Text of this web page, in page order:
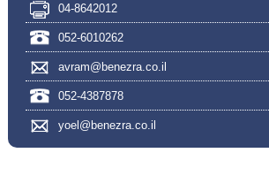
04-8642012
052-6010262
avram@benezra.co.il
052-4387878
yoel@benezra.co.il